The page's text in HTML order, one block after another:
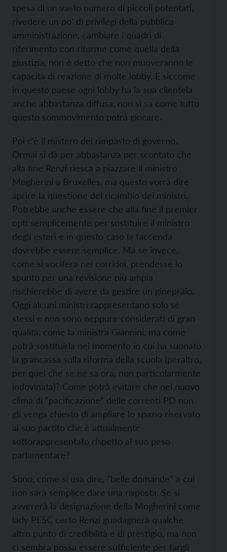
spesa di un vasto numero di piccoli potentati,
rivedere un po’ di privilegi della pubblica
amministrazione, cambiare i quadri di
riferimento con riforme come quella della
giustizia, non è detto che non muoveranno le
capacità di reazione di molte lobby. E siccome
in questo paese ogni lobby ha la sua clientela
anche abbastanza diffusa, non si sa come tutto
questo sommovimento potrà giocare.
Poi c’è il mistero del rimpasto di governo.
Ormai si dà per abbastanza per scontato che
alla fine Renzi riesca a piazzare il ministro
Mogherini a Bruxelles, ma questo vorrà dire
aprire la questione del ricambio dei ministri.
Potrebbe anche essere che alla fine il premier
opti semplicemente per sostituire il ministro
degli esteri e in questo caso la faccenda
dovrebbe essere semplice. Ma se invece,
come si vocifera nei corridoi, prendesse lo
spunto per una revisione più ampia
rischierebbe di avere da gestire un ginepraio.
Oggi alcuni ministri rappresentano solo sé
stessi e non sono neppure considerati di gran
qualità, come la ministra Giannini, ma come
potrà sostituirla nel momento in cui ha suonato
la grancassa sulla riforma della scuola (peraltro,
per quel che se ne sa ora, non particolarmente
indovinata)? Come potrà evitare che nel nuovo
clima di “pacificazione” delle correnti PD non
gli venga chiesto di ampliare lo spazio riservato
al suo partito che è attualmente
sottorappresentato rispetto al suo peso
parlamentare?
Sono, come si usa dire, “belle domande” a cui
non sarà semplice dare una risposta. Se si
avvererà la designazione della Mogherini come
lady PESC certo Renzi guadagnerà qualche
altro punto di credibilità e di prestigio, ma non
ci sembra possa essere sufficiente per fargli